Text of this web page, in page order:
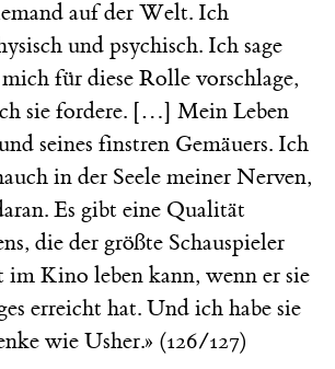
auf der Welt. Ich
und psychisch. Ich sage
für diese Rolle vorschlage,
sie fordere. […] Mein Leben
seines finstren Gemäuers. Ich
in der Seele meiner Nerven,
Es gibt eine Qualität
die der größte Schauspieler
Kino leben kann, wenn er sie
erreicht hat. Und ich habe sie
wie Usher.» (126/127)